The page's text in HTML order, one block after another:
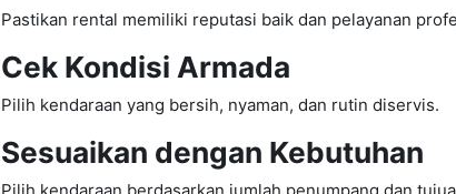
Pastikan rental memiliki reputasi baik dan pelayanan
Cek Kondisi Armada
Pilih kendaraan yang bersih, nyaman, dan rutin diservis.
Sesuaikan dengan Kebutuhan